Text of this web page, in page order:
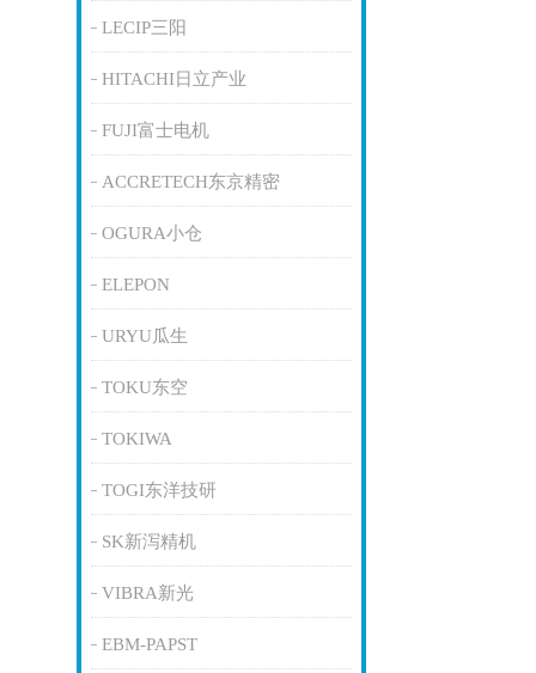
LECIP三阳
HITACHI日立产业
FUJI富士电机
ACCRETECH东京精密
OGURA小仓
ELEPON
URYU瓜生
TOKU东空
TOKIWA
TOGI东洋技研
SK新泻精机
VIBRA新光
EBM-PAPST